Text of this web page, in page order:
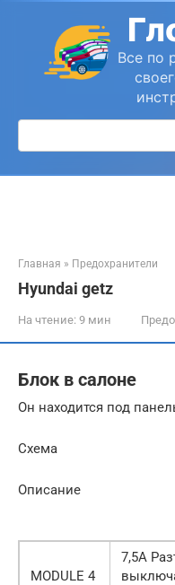
контенту
Все по
Поиск:
Главная » Предохранители
Hyundai getz
На чтение: 9 мин
Блок в салоне
Он находится под
Схема
Описание
MODULE 4
7,5А